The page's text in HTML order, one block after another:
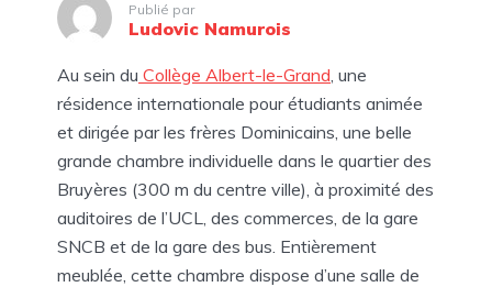
Publié par
Ludovic Namurois
Au sein du Collège Albert-le-Grand, une
résidence internationale pour étudiants animée
et dirigée par les frères Dominicains, une belle
grande chambre individuelle dans le quartier des
Bruyères (300 m du centre ville), à proximité des
auditoires de l’UCL, des commerces, de la gare
SNCB et de la gare des bus. Entièrement
meublée, cette chambre dispose d’une salle de